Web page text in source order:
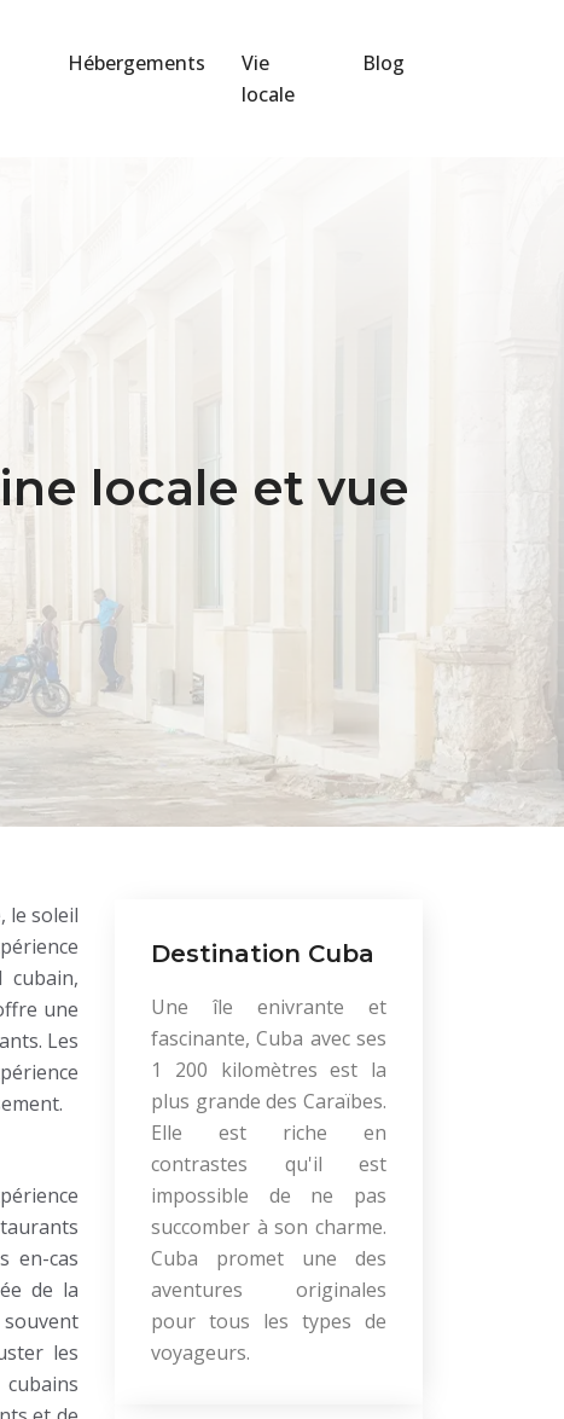
Hébergements
Vie
locale
Blog
locale et vue
le soleil
une
Les
en-cas
de la
souvent
les
Destination Cuba
Une île enivrante et
fascinante, Cuba avec ses
1 200 kilomètres est la
plus grande des Caraïbes.
Elle est riche en
contrastes qu'il est
impossible de ne pas
succomber à son charme.
Cuba promet une des
aventures originales
pour tous les types de
voyageurs.